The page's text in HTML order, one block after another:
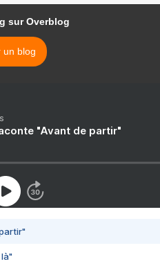
sur Overblog
un blog
"Avant de partir"